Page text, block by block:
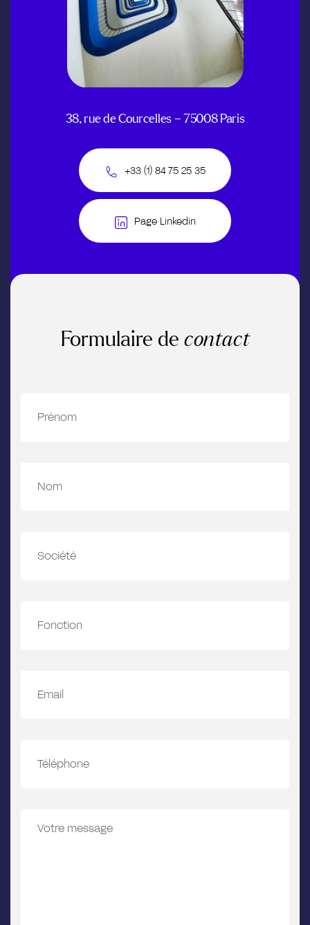
38, rue de Courcelles – 75008 Paris
+33 (1) 84 75 25 35
Page Linkedin
Formulaire de contact
Prénom
Nom
Société
Fonction
Email
Téléphone
Votre message